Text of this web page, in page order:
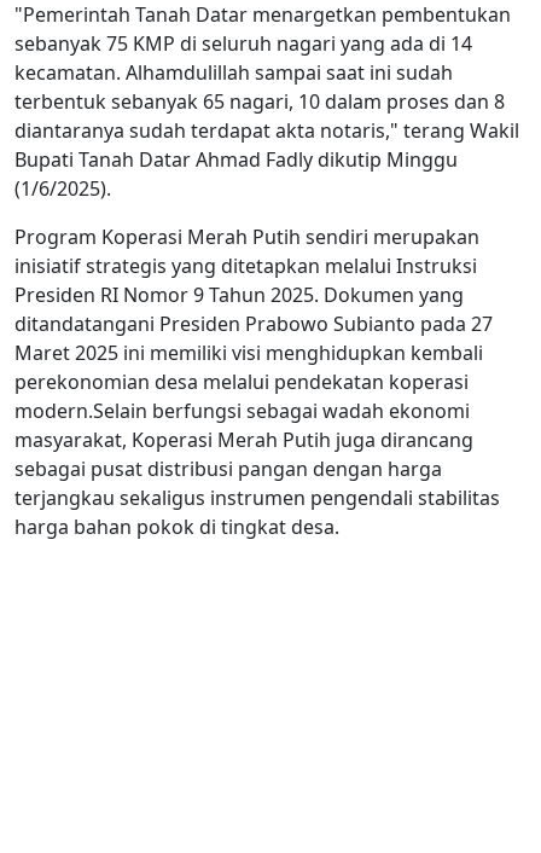
"Pemerintah Tanah Datar menargetkan pembentukan
sebanyak 75 KMP di seluruh nagari yang ada di 14
kecamatan. Alhamdulillah sampai saat ini sudah
terbentuk sebanyak 65 nagari, 10 dalam proses dan 8
diantaranya sudah terdapat akta notaris," terang Wakil
Bupati Tanah Datar Ahmad Fadly dikutip Minggu
(1/6/2025).
Program Koperasi Merah Putih sendiri merupakan
inisiatif strategis yang ditetapkan melalui Instruksi
Presiden RI Nomor 9 Tahun 2025. Dokumen yang
ditandatangani Presiden Prabowo Subianto pada 27
Maret 2025 ini memiliki visi menghidupkan kembali
perekonomian desa melalui pendekatan koperasi
modern.Selain berfungsi sebagai wadah ekonomi
masyarakat, Koperasi Merah Putih juga dirancang
sebagai pusat distribusi pangan dengan harga
terjangkau sekaligus instrumen pengendali stabilitas
harga bahan pokok di tingkat desa.